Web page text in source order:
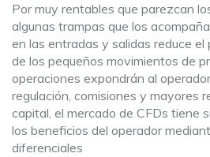
Por muy rentables que parezcan
algunas trampas que los
en las entradas y salidas reduce
de los pequeños movimientos de
operaciones expondrán al
regulación, comisiones y mayores
capital, el mercado de CFDs tiene
los beneficios del operador
diferenciales